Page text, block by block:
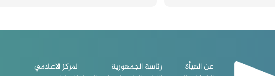
عن الهيأة
رئاسة الجمهورية
المركز الاعلامي